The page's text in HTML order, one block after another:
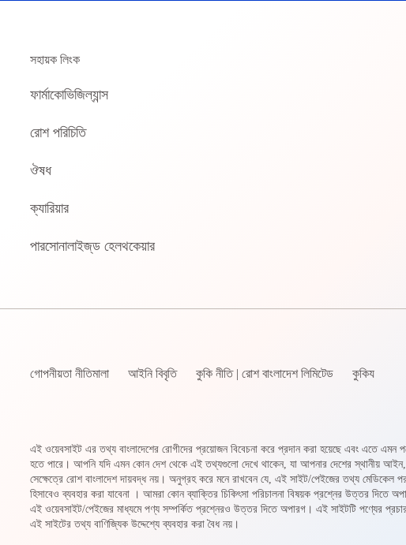
সহায়ক লিংক
ফার্মাকোভিজিল্যান্স
রোশ পরিচিতি
ঔষধ
ক্যারিয়ার
পারসোনালাইজ্‌ড হেলথকেয়ার
গোপনীয়তা নীতিমালা আইনি বিবৃতি কুকি নীতি | রোশ বাংলাদেশ লিমিটেড কুকিয
এই ওয়েবসাইট এর তথ্য বাংলাদেশের রোগীদের প্রয়োজন বিবেচনা করে প্রদান করা হয়েছে এবং এতে
হতে পারে। আপনি যদি এমন কোন দেশ থেকে এই তথ্যগুলো দেখে থাকেন, যা আপনার দেশের স্থানীয় আইন,
সেক্ষেত্রে রোশ বাংলাদেশ দায়বদ্ধ নয়। অনুগ্রহ করে মনে রাখবেন যে, এই সাইট/পেইজের তথ্য মেডিকেল
হিসাবেও ব্যবহার করা যাবেনা । আমরা কোন ব্যাক্তির চিকিৎসা পরিচালনা বিষয়ক প্রশ্নের উত্তর
এই ওয়েবসাইট/পেইজের মাধ্যমে পণ্য সম্পর্কিত প্রশ্নেরও উত্তর দিতে অপারগ। এই সাইটটি পণ্যের প্রচার/
এই সাইটের তথ্য বাণিজ্যিক উদ্দেশ্যে ব্যবহার করা বৈধ নয়।